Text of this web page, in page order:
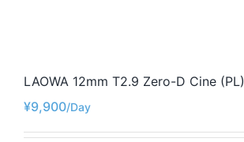
LAOWA 12mm T2.9 Zero-D Cine (PL)
¥9,900